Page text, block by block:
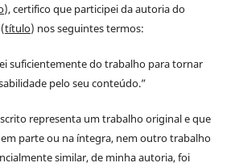
), certifico que participei da autoria do
título) nos seguintes termos:
suficientemente do trabalho para tornar
pelo seu conteúdo.”
representa um trabalho original e que
parte ou na íntegra, nem outro trabalho
similar, de minha autoria, foi